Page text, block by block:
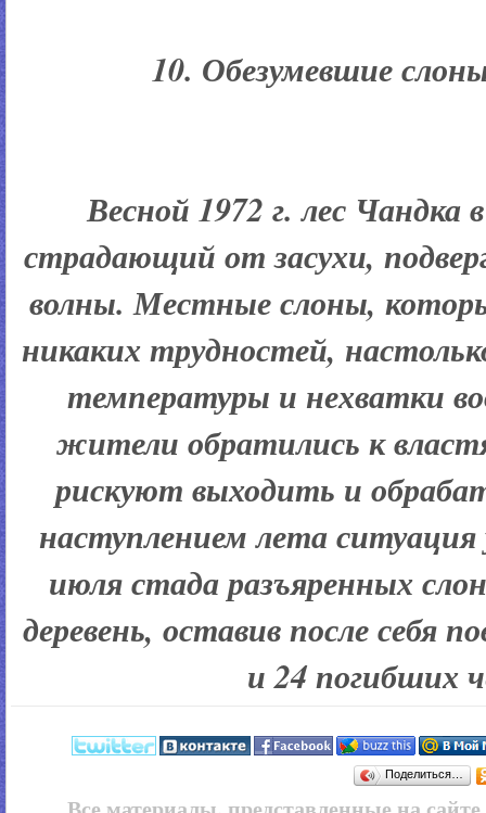
10. Обезумевшие
Весной 1972 г. лес
страдающий от засухи,
волны. Местные слоны,
никаких трудностей,
температуры и нехватки
жители обратились к
рискуют выходить и
наступлением лета
июля стада разъяренных
деревень, оставив после себя
и 24 погибших
Поделиться…